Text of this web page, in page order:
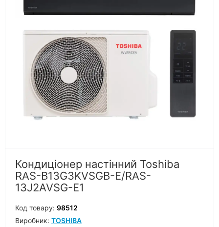
Кондиціонер настінний Toshiba
RAS-B13G3KVSGB-E/RAS-
13J2AVSG-E1
Код товару: 98512
Виробник: TOSHIBA